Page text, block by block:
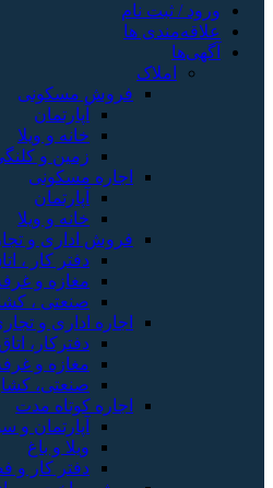
ورود / ثبت نام
علاقه‌مندی ها
آگهی‌ها
املاک
فروش مسکونی
آپارتمان
خانه و ویلا
زمین و
اجاره مسکونی
آپارتمان
خانه و ویلا
فروش اداری و
دفتر کار ،
مغازه و
صنعتی ،
اجاره اداری و
دفترکار،
مغازه و
صنعتی،
اجاره کوتاه مدت
آپارتمان و
ویلا و باغ
دفتر کار و